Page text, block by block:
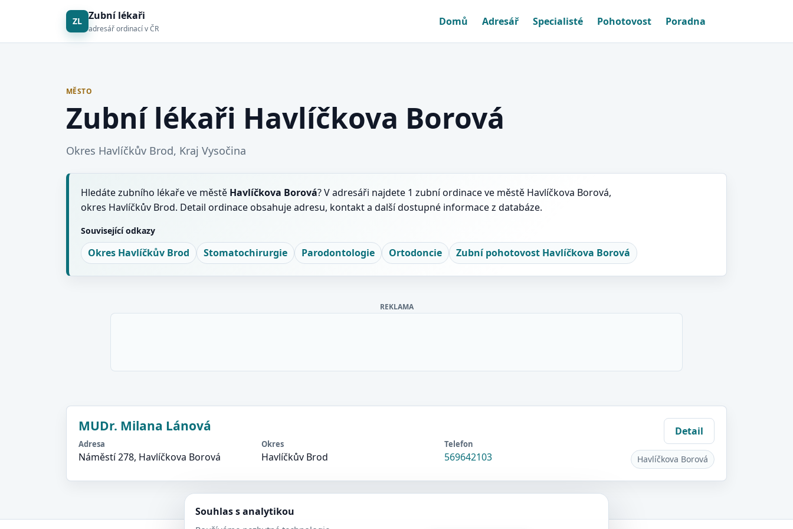
ZL Zubní lékaři
adresář ordinací v ČR
Domů Adresář Specialisté Pohotovost Poradna
MĚSTO
Zubní lékaři Havlíčkova Borová
Okres Havlíčkův Brod, Kraj Vysočina
Hledáte zubního lékaře ve městě Havlíčkova Borová? V adresáři najdete 1 zubní ordinace ve městě Havlíčkova Borová,
okres Havlíčkův Brod. Detail ordinace obsahuje adresu, kontakt a další dostupné informace z databáze.
Související odkazy
Okres Havlíčkův Brod Stomatochirurgie Parodontologie Ortodoncie Zubní pohotovost Havlíčkova Borová
REKLAMA
MUDr. Milana Lánová
Adresa
Náměstí 278, Havlíčkova Borová
Okres
Havlíčkův Brod
Telefon
569642103
Detail
Havlíčkova Borová
Souhlas s analytikou